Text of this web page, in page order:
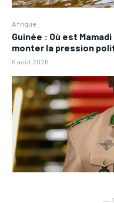
Afrique
Guinée : Où est
monter la pression
6 août 2026
―